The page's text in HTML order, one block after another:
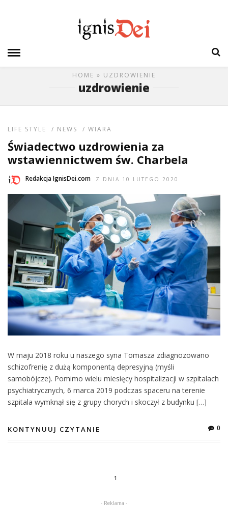
HOME » UZDROWIENIE
uzdrowienie
LIFE STYLE / NEWS / WIARA
Świadectwo uzdrowienia za
wstawiennictwem św. Charbela
Redakcja IgnisDei.com Z DNIA 10 LUTEGO 2020
W maju 2018 roku u naszego syna Tomasza zdiagnozowano
schizofrenię z dużą komponentą depresyjną (myśli
samobójcze). Pomimo wielu miesięcy hospitalizacji w szpitalach
psychiatrycznych, 6 marca 2019 podczas spaceru na terenie
szpitala wymknął się z grupy chorych i skoczył z budynku […]
KONTYNUUJ CZYTANIE 0
1
- Reklama -